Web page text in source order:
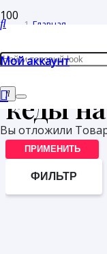
Мой аккаунт
Вы отложили
Главная
Товары с меткой
кеды
ПРИМЕНИТЬ
ФИЛЬТР